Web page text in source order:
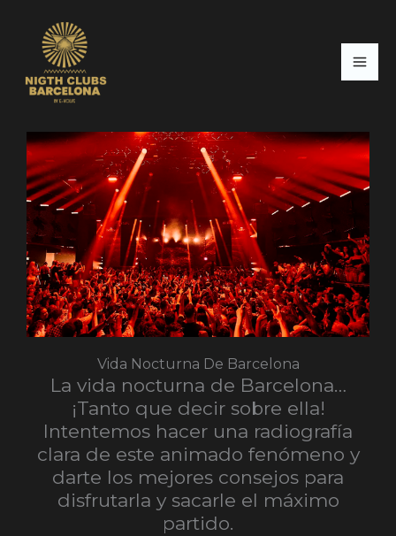
contenido
Vida Nocturna De Barcelona
La vida nocturna de Barcelona…
¡Tanto que decir sobre ella!
Intentemos hacer una radiografía
clara de este animado fenómeno y
darte los mejores consejos para
disfrutarla y sacarle el máximo
partido.